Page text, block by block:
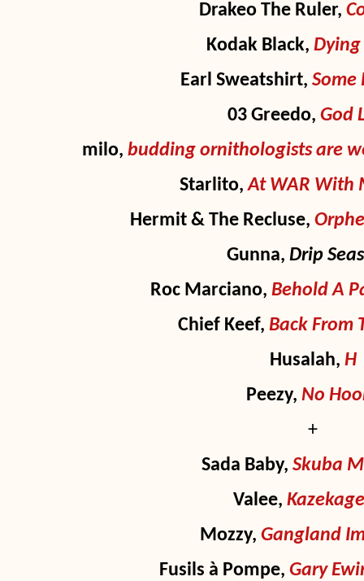
Drakeo The Ruler,
Kodak Black, Dying
Earl Sweatshirt, Some
03 Greedo, God
milo, budding ornithologists are
Starlito,At WAR With
Hermit & The Recluse,
Gunna, Drip
Roc Marciano, Behold A
Chief Keef, Back From
Husalah, H
Peezy, No
+
Sada Baby, Skuba
Valee,
Mozzy, Gangland
Fusils à Pompe, Gary